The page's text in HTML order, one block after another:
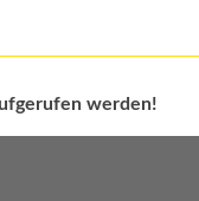
werden!